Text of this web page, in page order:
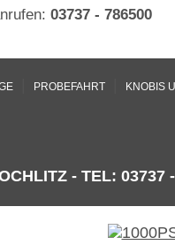
03737 - 786500
PROBEFAHRT KNOBIS
- TEL: 03737